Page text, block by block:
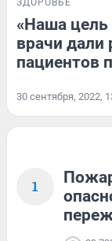
ЗДОРОВЬЕ
«Наша цель
врачи дали
пациентов
30 сентября, 2022,
1